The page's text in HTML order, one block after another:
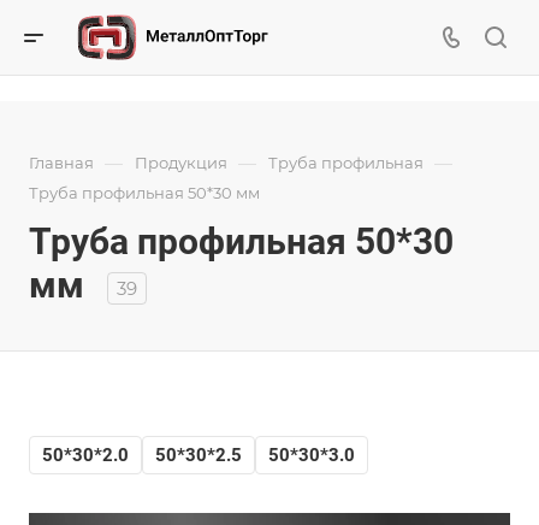
Главная — Продукция — Труба профильная —
Труба профильная 50*30 мм
Труба профильная 50*30
мм
39
50*30*2.0 50*30*2.5 50*30*3.0